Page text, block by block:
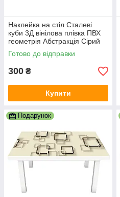
Наклейка на стіл Сталеві
куби 3Д вінілова плівка ПВХ
геометрія Абстракція Сірий
600х1200 мм
Готово до відправки
300 ₴
Купити
Подарунок